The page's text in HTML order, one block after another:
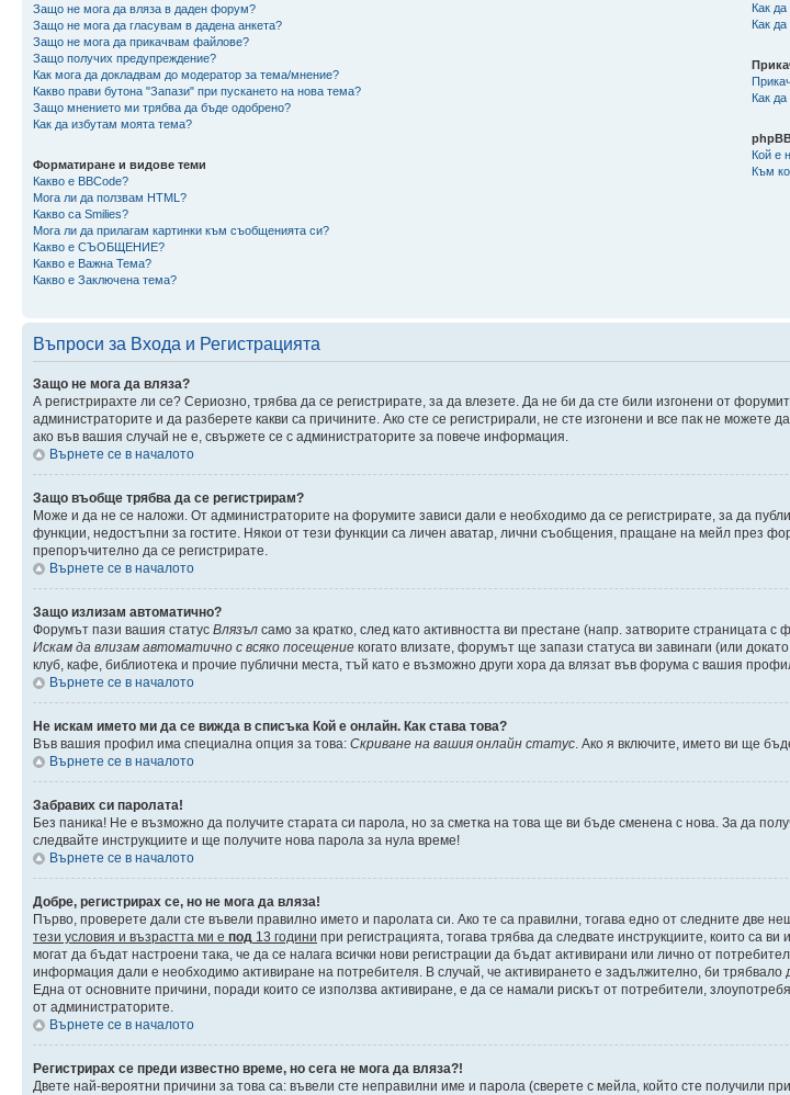
Защо не мога да вляза в даден форум?
Защо не мога да гласувам в дадена анкета?
Защо не мога да прикачвам файлове?
Защо получих предупреждение?
Как мога да докладвам до модератор за тема/мнение?
Какво прави бутона "Запази" при пускането на нова тема?
Защо мнението ми трябва да бъде одобрено?
Как да избутам моята тема?
Форматиране и видове теми
Какво е BBCode?
Мога ли да ползвам HTML?
Какво са Smilies?
Мога ли да прилагам картинки към съобщенията си?
Какво е СЪОБЩЕНИЕ?
Какво е Важна Тема?
Какво е Заключена тема?
Как
Как
Как
Кой е
Към
Въпроси за Входа и Регистрацията
Защо не мога да вляза?
А регистрирахте ли се? Сериозно, трябва да се регистрирате, за да влезете. Да не би да сте били изгонени от
администраторите и да разберете какви са причините. Ако сте се регистрирали, не сте изгонени и все пак не
ако във вашия случай не е, свържете се с администраторите за повече информация.
Върнете се в началото
Защо въобще трябва да се регистрирам?
Може и да не се наложи. От администраторите на форумите зависи дали е необходимо да се регистрирате, за да
функции, недостъпни за гостите. Някои от тези функции са личен аватар, лични съобщения, пращане на мейл през
препоръчително да се регистрирате.
Върнете се в началото
Защо излизам автоматично?
Форумът пази вашия статус Влязъл само за кратко, след като активността ви престане (напр. затворите страницата
Искам да влизам автоматично с всяко посещение когато влизате, форумът ще запази статуса ви завинаги (или
клуб, кафе, библиотека и прочие публични места, тъй като е възможно други хора да влязат във форума с вашия
Върнете се в началото
Не искам името ми да се вижда в списъка Кой е онлайн. Как става това?
Във вашия профил има специална опция за това: Скриване на вашия онлайн статус. Ако я включите, името ви ще
Върнете се в началото
Забравих си паролата!
Без паника! Не е възможно да получите старата си парола, но за сметка на това ще ви бъде сменена с нова. За да
следвайте инструкциите и ще получите нова парола за нула време!
Върнете се в началото
Добре, регистрирах се, но не мога да вляза!
Първо, проверете дали сте въвели правилно името и паролата си. Ако те са правилни, тогава едно от следните две
тези условия и възрастта ми е под 13 години при регистрацията, тогава трябва да следвате инструкциите, които са
могат да бъдат настроени така, че да се налага всички нови регистрации да бъдат активирани или лично от
информация дали е необходимо активиране на потребителя. В случай, че активирането е задължително, би
Една от основните причини, поради които се използва активиране, е да се намали рискът от потребители,
от администраторите.
Върнете се в началото
Регистрирах се преди известно време, но сега не мога да вляза?!
Двете най-вероятни причини за това са: въвели сте неправилни име и парола (сверете с мейла, който сте получили